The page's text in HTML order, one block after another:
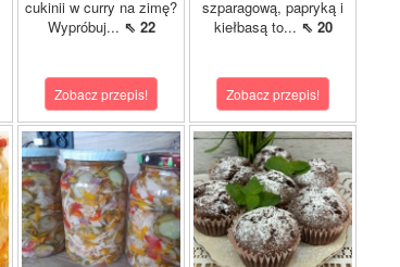
cukinii w curry na zimę?
Wypróbuj... ⇖ 22
Zobacz przepis!
szparagową, papryką i
kiełbasą to... ⇖ 20
Zobacz przepis!